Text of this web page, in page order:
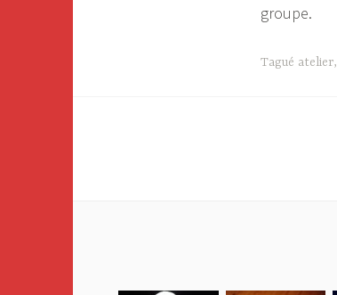
groupe.
Tagué atelier,